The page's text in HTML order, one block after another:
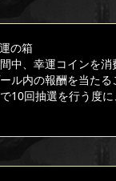
の箱
中、幸運コインを
ル内の報酬を当た
10回抽選を行う度